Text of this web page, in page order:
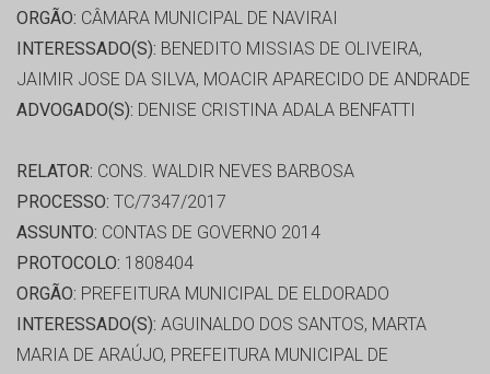
ORGÃO: CÂMARA MUNICIPAL DE NAVIRAI
INTERESSADO(S): BENEDITO MISSIAS DE OLIVEIRA,
JAIMIR JOSE DA SILVA, MOACIR APARECIDO DE ANDRADE
ADVOGADO(S): DENISE CRISTINA ADALA BENFATTI
RELATOR: CONS. WALDIR NEVES BARBOSA
PROCESSO: TC/7347/2017
ASSUNTO: CONTAS DE GOVERNO 2014
PROTOCOLO: 1808404
ORGÃO: PREFEITURA MUNICIPAL DE ELDORADO
INTERESSADO(S): AGUINALDO DOS SANTOS, MARTA
MARIA DE ARAÚJO, PREFEITURA MUNICIPAL DE